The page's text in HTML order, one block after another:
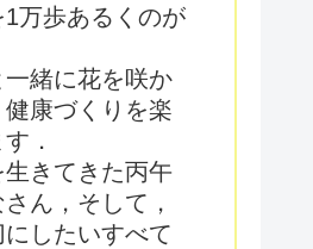
1万歩あるくのが
一緒に花を咲か
康づくりを楽
．
生きてきた丙午
ん，そして，
したいすべて